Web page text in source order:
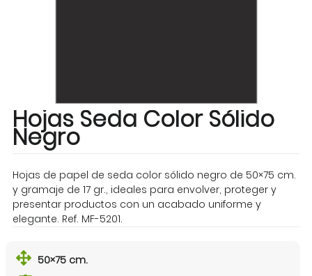
Hojas Seda Color Sólido
Negro
Hojas de papel de seda color sólido negro de 50×75 cm.
y gramaje de 17 gr., ideales para envolver, proteger y
presentar productos con un acabado uniforme y
elegante. Ref. MF-5201.
50×75 cm.